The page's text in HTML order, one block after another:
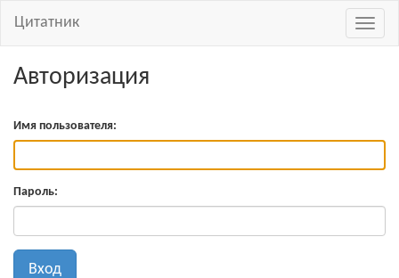
Цитатник
Авторизация
Имя пользователя:
Пароль:
Вход